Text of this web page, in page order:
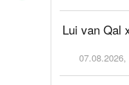
Lui van Qal
07.08.2026,